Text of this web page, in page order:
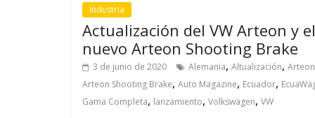
Industria
Actualización del VW Arteon y el
nuevo Arteon Shooting Brake
3 de junio de 2020 Alemania, Altualización, Arteon
Arteon Shooting Brake, Auto Magazine, Ecuador,
Gama Completa, lanzamiento, Volkswagen, VW